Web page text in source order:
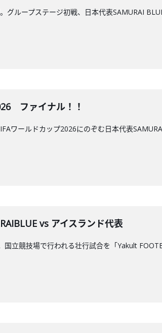
グループステージ初戦、日本代表SAMURAI
ファイナル！！
ワールドカップ2026にのぞむ日本代表
vs アイスランド代表
立競技場で行われる壮行試合を「Yakult